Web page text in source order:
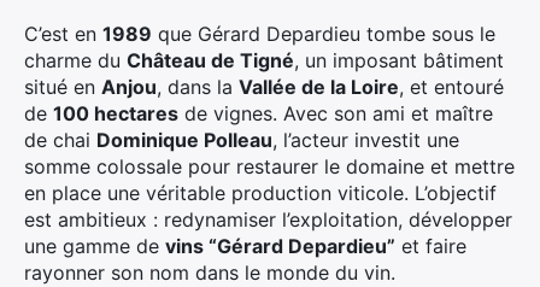
C’est en 1989 que Gérard Depardieu tombe sous le
charme du Château de Tigné, un imposant bâtiment
situé en Anjou, dans la Vallée de la Loire, et entouré
de 100 hectares de vignes. Avec son ami et maître
de chai Dominique Polleau, l’acteur investit une
somme colossale pour restaurer le domaine et mettre
en place une véritable production viticole. L’objectif
est ambitieux : redynamiser l’exploitation, développer
une gamme de vins “Gérard Depardieu” et faire
rayonner son nom dans le monde du vin.